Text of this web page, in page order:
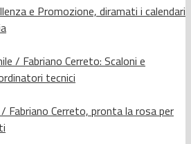
e Promozione, diramati i calendari
/ Fabriano Cerreto: Scaloni e
tecnici
Fabriano Cerreto, pronta la rosa per